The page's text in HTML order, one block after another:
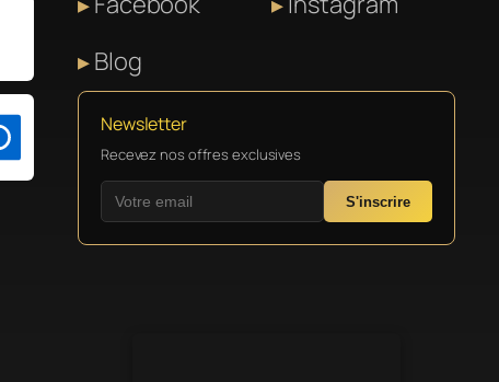
Blog
Newsletter
Recevez nos offres exclusives
S'inscrire